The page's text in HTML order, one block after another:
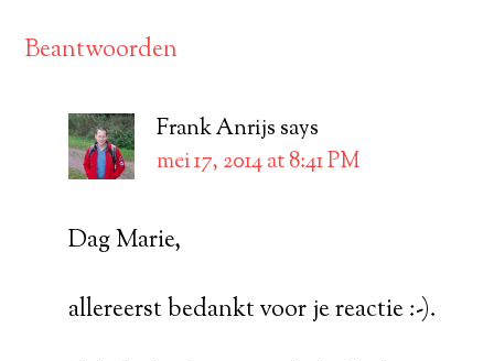
Beantwoorden
Frank Anrijs says
mei 17, 2014 at 8:41 PM
Dag Marie,
allereerst bedankt voor je reactie :-).